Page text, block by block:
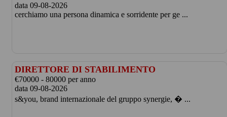
data 09-08-2026
cerchiamo una persona dinamica e sorridente per ge ...
DIRETTORE DI STABILIMENTO
€70000 - 80000 per anno
data 09-08-2026
s&you, brand internazionale del gruppo synergie, � ...